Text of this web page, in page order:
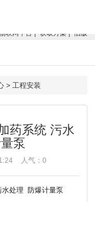
超滤设备、一体化净水设
联网平台 | 获取方案 | 旧版
> 工程安装
药系统 污水
泵
人气： 0
处理 防爆计量泵